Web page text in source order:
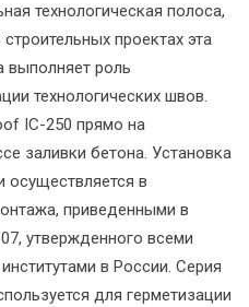
технологическая полоса,
проектах эта
выполняет роль
технологических швов.
IC-250 прямо на
заливки бетона. Установка
осуществляется в
приведенными в
утвержденного всеми
в России. Серия
для герметизации